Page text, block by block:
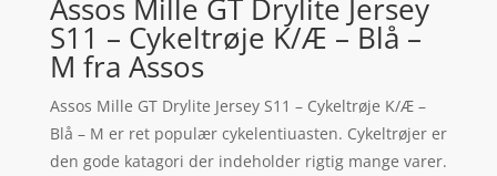
Assos Mille GT Drylite Jersey
S11 – Cykeltrøje K/Æ – Blå –
M fra Assos
Assos Mille GT Drylite Jersey S11 – Cykeltrøje K/Æ –
Blå – M er ret populær cykelentiuasten. Cykeltrøjer er
den gode katagori der indeholder rigtig mange varer.